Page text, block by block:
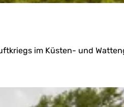
im Küsten- und